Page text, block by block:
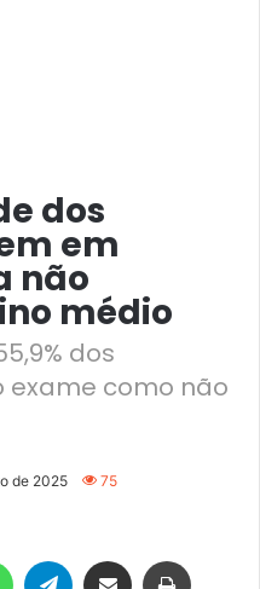
dos
em
não
médio
dos
como não
de 2025 75